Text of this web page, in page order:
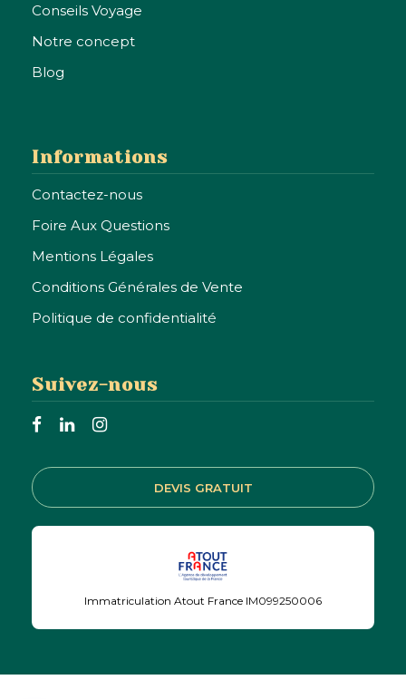
Envie de
découvrir le
Brésil ?
Conseils Voyage
Notre concept
Blog
Informations
Contactez-nous
Foire Aux Questions
Mentions Légales
Conditions Générales de Vente
Politique de confidentialité
Suivez-nous
DEVIS GRATUIT
Immatriculation Atout France IM099250006